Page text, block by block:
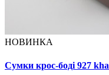
НОВИНКА
Сумки крос-боді 927